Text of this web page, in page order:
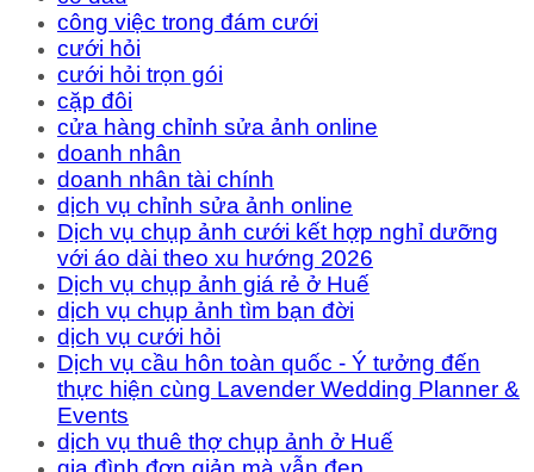
công việc trong đám cưới
cưới hỏi
cưới hỏi trọn gói
cặp đôi
cửa hàng chỉnh sửa ảnh online
doanh nhân
doanh nhân tài chính
dịch vụ chỉnh sửa ảnh online
Dịch vụ chụp ảnh cưới kết hợp nghỉ dưỡng
với áo dài theo xu hướng 2026
Dịch vụ chụp ảnh giá rẻ ở Huế
dịch vụ chụp ảnh tìm bạn đời
dịch vụ cưới hỏi
Dịch vụ cầu hôn toàn quốc - Ý tưởng đến
thực hiện cùng Lavender Wedding Planner &
Events
dịch vụ thuê thợ chụp ảnh ở Huế